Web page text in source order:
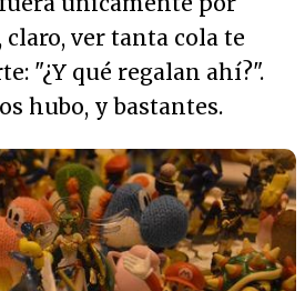
claro, ver tanta cola te
"¿Y qué regalan ahí?".
hubo, y bastantes.